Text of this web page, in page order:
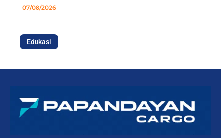
07/08/2026
Edukasi